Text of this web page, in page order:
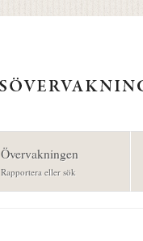
Övervakningen
Rapportera eller sök